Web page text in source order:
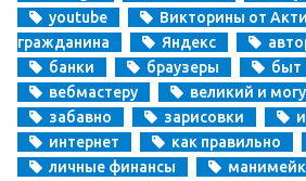
youtube
Викторины от
гражданина
Яндекс
банки
браузеры
быт
вебмастеру
великий и
забавно
зарисовки
интернет
как правильно
личные финансы